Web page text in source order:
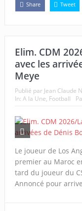
Share Tweet
Elim. CDM
avec les
Meye
Publié par Jean Claude
In: A la Une, Football
Le joueur de Los
premier au Maroc
tard du joueur du
Annoncé pour